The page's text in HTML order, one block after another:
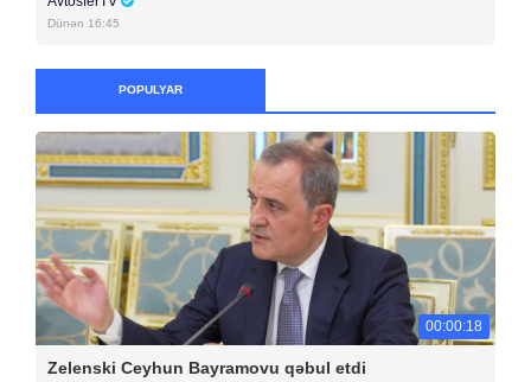
Dünən 16:45
POPULYAR
00:00:18
Zelenski Ceyhun Bayramovu qəbul etdi